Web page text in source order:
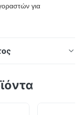
για